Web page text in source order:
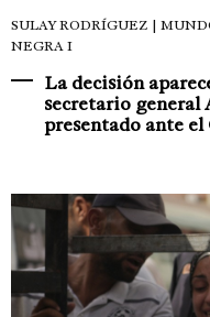
SULAY RODRÍGUEZ |
NEGRA I
La decisión
secretario general
presentado ante el